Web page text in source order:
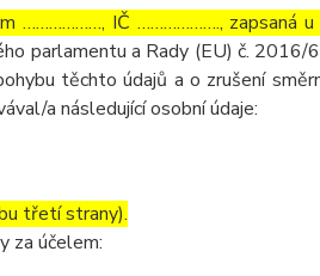
………………, IČ ………………., zapsaná
parlamentu a Rady (EU) č.
těchto údajů a o zrušení
a následující osobní údaje:
třetí strany).
za účelem: